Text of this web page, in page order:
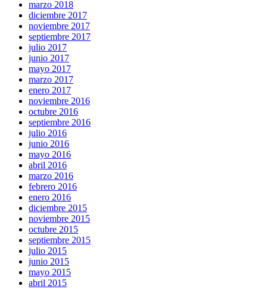
marzo 2018
diciembre 2017
noviembre 2017
septiembre 2017
julio 2017
junio 2017
mayo 2017
marzo 2017
enero 2017
noviembre 2016
octubre 2016
septiembre 2016
julio 2016
junio 2016
mayo 2016
abril 2016
marzo 2016
febrero 2016
enero 2016
diciembre 2015
noviembre 2015
octubre 2015
septiembre 2015
julio 2015
junio 2015
mayo 2015
abril 2015